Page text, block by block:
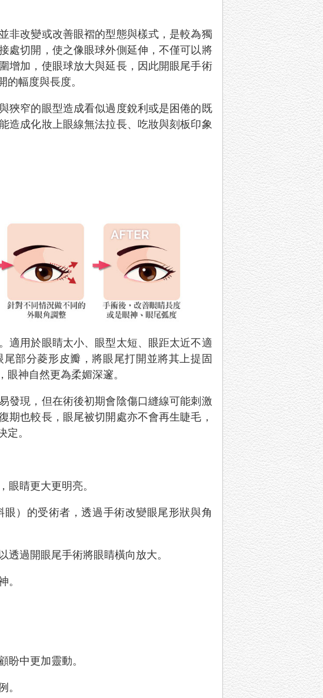
非改變或改善眼褶的型態與樣式，是較為獨
處切開，使之像眼球外側延伸，不僅可以將
增加，使眼球放大與延長，因此開眼尾手術
幅度與長度。
狹窄的眼型造成看似過度銳利或是困倦的既
造成化妝上眼線無法拉長、吃妝與刻板印象
適用於眼睛太小、眼型太短、眼距太近不適
部分菱形皮瓣，將眼尾打開並將其上提固
神自然更為柔媚深邃。
發現，但在術後初期會陰傷口縫線可能刺激
期也較長，眼尾被切開處亦不會再生睫毛，
定。
眼睛更大更明亮。
）的受術者，透過手術改變眼尾形狀與角
透過開眼尾手術將眼睛橫向放大。
。
盼中更加靈動。
。